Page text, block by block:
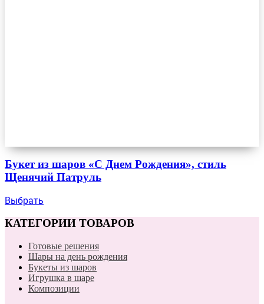
Букет из шаров «С Днем Рождения», стиль
Щенячий Патруль
Выбрать
КАТЕГОРИИ ТОВАРОВ
Готовые решения
Шары на день рождения
Букеты из шаров
Игрушка в шаре
Композиции